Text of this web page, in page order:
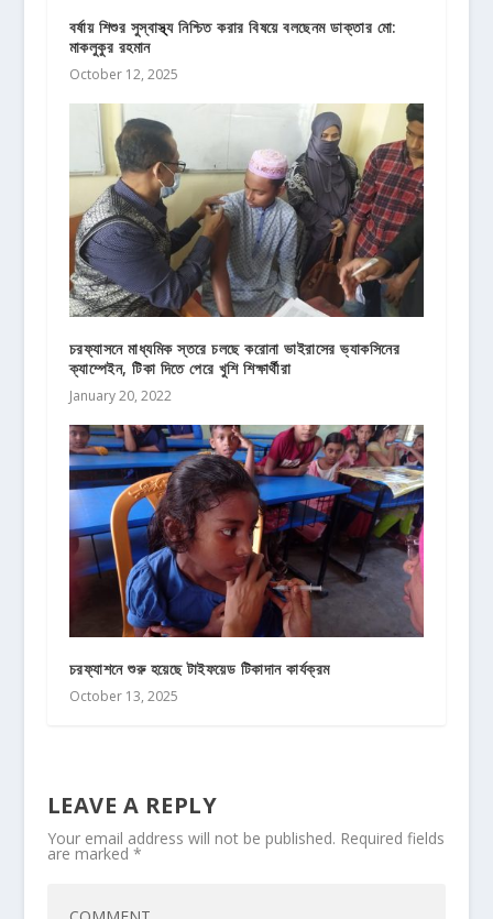
বর্ষায় শিশুর সুস্বাস্থ্য নিশ্চিত করার বিষয়ে বলছেনম ডাক্তার মো:
মাকলুকুর রহমান
October 12, 2025
চরফ্যাসনে মাধ্যমিক স্তরে চলছে করোনা ভাইরাসের ভ্যাকসিনের
ক্যাম্পেইন, টিকা দিতে পেরে খুশি শিক্ষার্থীরা
January 20, 2022
চরফ্যাশনে শুরু হয়েছে টাইফয়েড টিকাদান কার্যক্রম
October 13, 2025
LEAVE A REPLY
Your email address will not be published. Required fields
are marked *